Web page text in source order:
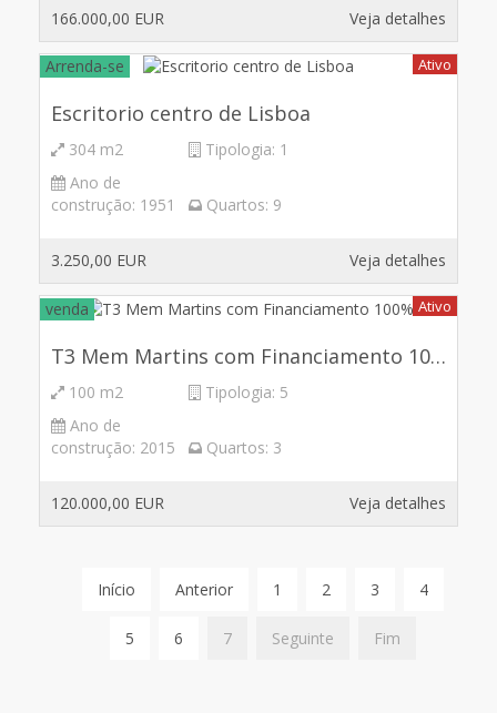
166.000,00 EUR Veja detalhes
Ativo
Arrenda-se
Escritorio centro de Lisboa
304 m2 Tipologia: 1
Ano de
construção: 1951 Quartos: 9
3.250,00 EUR Veja detalhes
Ativo
venda
T3 Mem Martins com Financiamento 100%
100 m2 Tipologia: 5
Ano de
construção: 2015 Quartos: 3
120.000,00 EUR Veja detalhes
Início Anterior 1 2 3 4
5 6 7 Seguinte Fim